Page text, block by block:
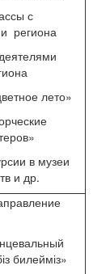
с
региона
лето»
в музеи
и др.
билейміз»